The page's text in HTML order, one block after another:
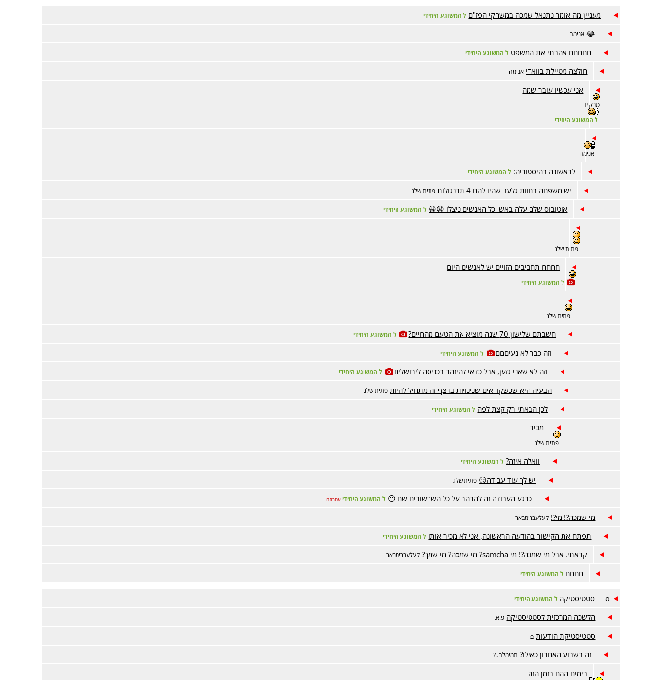
מעניין מה אומר נתנאל שמכה במשחקי הפז"ם ל המשוגע היחידי
😂 אנימה
חחחחח אהבתי את המשפט ל המשוגע היחידי
חולצה מטיילת בוואדי אנימה
אני עכשיו עובר שמה
טנקיו
ל המשוגע היחידי
אנימה
לראשונה בהיסטוריה: ל המשוגע היחידי
יש משפחה בחוות גלעד שהיו להם 4 תרנגולות פתית שלג
אוטובוס שלם עלה באש וכל האנשים ניצלו 😩😀 ל המשוגע היחידי
פתית שלג
חחחח תחביבים הזויים יש לאנשים היום
ל המשוגע היחידי
פתית שלג
חשבתם שלישון 70 שנה מוציא את הטעם מהחיים? ל המשוגע היחידי
וזה כבר לא נעיםםם ל המשוגע היחידי
וזה לא שאני גזען, אבל כדאי להיזהר בכניסה לירושלים ל המשוגע היחידי
הבעיה היא שכשקוראים שנינויות ברצף זה מתחיל להיות פתית שלג
לכן הבאתי רק קצת לפה ל המשוגע היחידי
מכיר
פתית שלג
וואלה איזה? ל המשוגע היחידי
יש לך עוד עבודה😏 פתית שלג
כרגע העבודה זה להרהר על כל השרשורים שם 😶 ל המשוגע היחידי אחרונה
מי שמכה?! מי?! קעלעברימבאר
תפתח את הקישור בהודעה הראשונה, אני לא מכיר אותו ל המשוגע היחידי
קראתי. אבל מי שמכה?! מי samcha? מי שׂמכֿה? מי שמך? קעלעברימבאר
חחחח ל המשוגע היחידי
ꭥ סטטיסטיקה ל המשוגע היחידי
הלשכה המרכזית לסטטיסטיקה פ.א.
סטטיסטיקת הודעות ꭥ
זה בשבוע האחרון כאילו? תמימלה..?
בימים ההם בזמן הזה